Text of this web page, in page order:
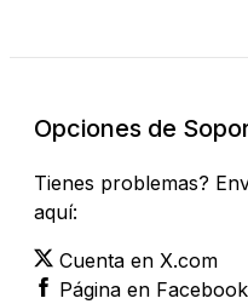
Opciones de
Tienes problemas?
aquí:
Cuenta en X.com
Página en Facebook